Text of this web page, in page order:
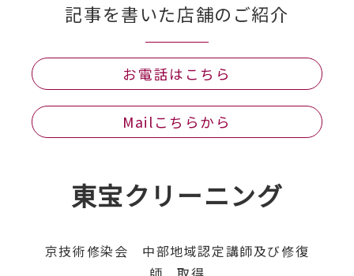
記事を書いた店舗のご紹介
お電話はこちら
Mailこちらから
東宝クリーニング
京技術修染会 中部地域認定講師及び修復